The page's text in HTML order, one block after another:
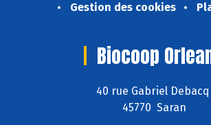
Gestion des cookies
Biocoop
40 rue Gabriel Debacq
45770 Saran